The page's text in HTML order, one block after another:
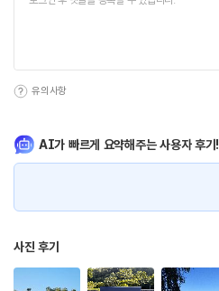
유의사항
AI가 빠르게 요약해주는 사용자 후기!
사진 후기